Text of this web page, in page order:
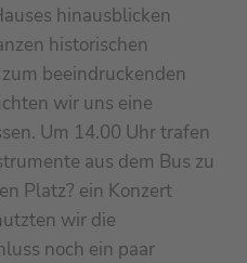
hinausblicken
historischen
beeindruckenden
wir uns eine
Um 14.00 Uhr trafen
aus dem Bus zu
Platz? ein Konzert
wir die
noch ein paar